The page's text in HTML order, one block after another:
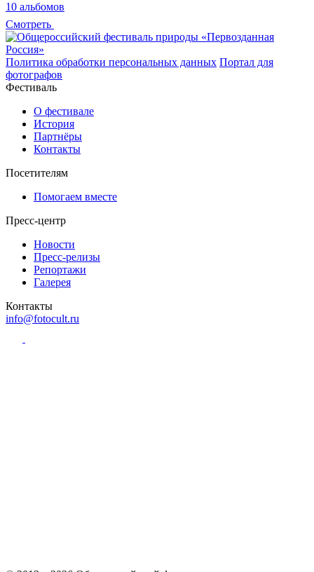
10 альбомов
Смотреть
Политика обработки персональных данных Портал для
фотографов
Фестиваль
О фестивале
История
Партнёры
Контакты
Посетителям
Помогаем вместе
Пресс-центр
Новости
Пресс-релизы
Репортажи
Галерея
Контакты
info@fotocult.ru